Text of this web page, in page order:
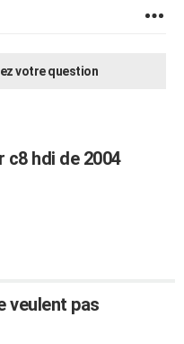
votre question
c8 hdi de 2004
veulent pas